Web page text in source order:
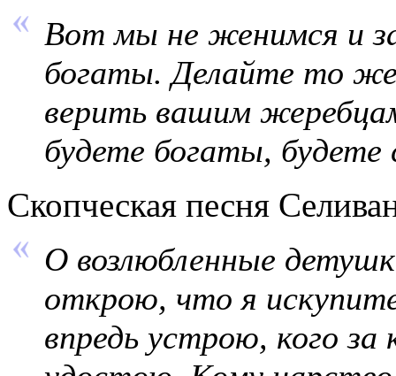
Вот мы не женимся и
богаты. Делайте то
верить вашим
будете богаты, будете
Скопческая песня
О возлюбленные
открою, что я
впредь устрою, кого